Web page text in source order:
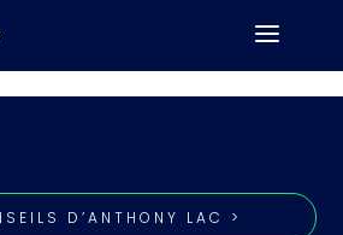
D’ANTHONY LAC >